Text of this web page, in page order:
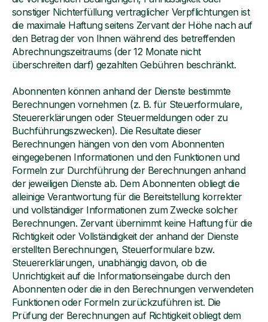
sonstiger Nichterfüllung vertraglicher Verpflichtungen ist
die maximale Haftung seitens Zervant der Höhe nach auf
den Betrag der von Ihnen während des betreffenden
Abrechnungszeitraums (der 12 Monate nicht
überschreiten darf) gezahlten Gebühren beschränkt.
Abonnenten können anhand der Dienste bestimmte
Berechnungen vornehmen (z. B. für Steuerformulare,
Steuererklärungen oder Steuermeldungen oder zu
Buchführungszwecken). Die Resultate dieser
Berechnungen hängen von den vom Abonnenten
eingegebenen Informationen und den Funktionen und
Formeln zur Durchführung der Berechnungen anhand
der jeweiligen Dienste ab. Dem Abonnenten obliegt die
alleinige Verantwortung für die Bereitstellung korrekter
und vollständiger Informationen zum Zwecke solcher
Berechnungen. Zervant übernimmt keine Haftung für die
Richtigkeit oder Vollständigkeit der anhand der Dienste
erstellten Berechnungen, Steuerformulare bzw.
Steuererklärungen, unabhängig davon, ob die
Unrichtigkeit auf die Informationseingabe durch den
Abonnenten oder die in den Berechnungen verwendeten
Funktionen oder Formeln zurückzuführen ist. Die
Prüfung der Berechnungen auf Richtigkeit obliegt dem